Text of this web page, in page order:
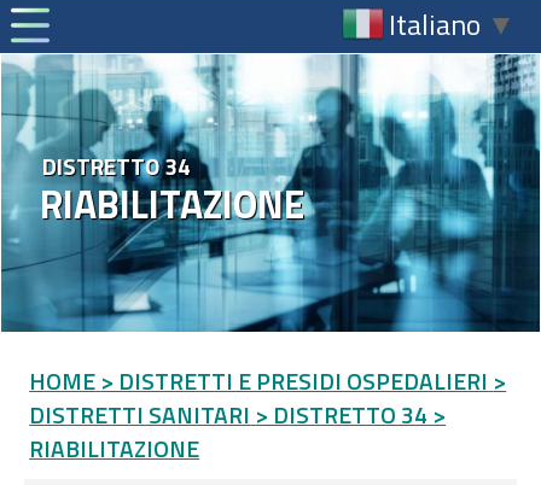
Italiano ▼
RIABILITAZIONE
DISTRETTO 34
HOME > DISTRETTI E PRESIDI OSPEDALIERI >
DISTRETTI SANITARI > DISTRETTO 34 >
RIABILITAZIONE